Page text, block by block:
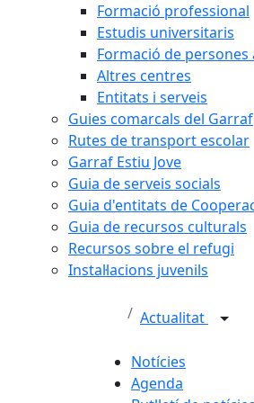
Formació professional
Estudis universitaris
Formació de persones
Altres centres
Entitats i serveis
Guies comarcals del Garraf
Rutes de transport escolar
Garraf Estiu Jove
Guia de serveis socials
Guia d'entitats de
Guia de recursos culturals
Recursos sobre el refugi
Instal·lacions juvenils
Actualitat
Notícies
Agenda